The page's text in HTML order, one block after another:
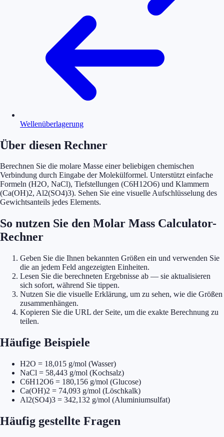
Wellenüberlagerung
Über diesen Rechner
Berechnen Sie die molare Masse einer beliebigen chemischen
Verbindung durch Eingabe der Molekülformel. Unterstützt einfache
Formeln (H2O, NaCl), Tiefstellungen (C6H12O6) und Klammern
(Ca(OH)2, Al2(SO4)3). Sehen Sie eine visuelle Aufschlüsselung des
Gewichtsanteils jedes Elements.
So nutzen Sie den Molar Mass Calculator-
Rechner
Geben Sie die Ihnen bekannten Größen ein und verwenden Sie
die an jedem Feld angezeigten Einheiten.
Lesen Sie die berechneten Ergebnisse ab — sie aktualisieren
sich sofort, während Sie tippen.
Nutzen Sie die visuelle Erklärung, um zu sehen, wie die Größen
zusammenhängen.
Kopieren Sie die URL der Seite, um die exakte Berechnung zu
teilen.
Häufige Beispiele
H2O = 18,015 g/mol (Wasser)
NaCl = 58,443 g/mol (Kochsalz)
C6H12O6 = 180,156 g/mol (Glucose)
Ca(OH)2 = 74,093 g/mol (Löschkalk)
Al2(SO4)3 = 342,132 g/mol (Aluminiumsulfat)
Häufig gestellte Fragen